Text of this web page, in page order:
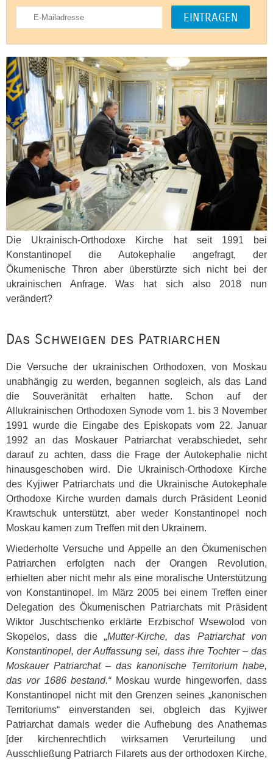
Die Ukrainisch-Orthodoxe Kirche hat seit 1991 bei
Konstantinopel die Autokephalie angefragt, der
Ökumenische Thron aber überstürzte sich nicht bei der
ukrainischen Anfrage. Was hat sich also 2018 nun
verändert?
Das Schweigen des Patriarchen
Die Versuche der ukrainischen Orthodoxen, von Moskau
unabhängig zu werden, begannen sogleich, als das Land
die Souveränität erhalten hatte. Schon auf der
Allukrainischen Orthodoxen Synode vom 1. bis 3 November
1991 wurde die Eingabe des Episkopats vom 22. Januar
1992 an das Moskauer Patriarchat verabschiedet, sehr
darauf zu achten, dass die Frage der Autokephalie nicht
hinausgeschoben wird. Die Ukrainisch-Orthodoxe Kirche
des Kyjiwer Patriarchats und die Ukrainische Autokephale
Orthodoxe Kirche wurden damals durch Präsident Leonid
Krawtschuk unterstützt, aber weder Konstantinopel noch
Moskau kamen zum Treffen mit den Ukrainern.
Wiederholte Versuche und Appelle an den Ökumenischen
Patriarchen erfolgten nach der Orangen Revolution,
erhielten aber nicht mehr als eine moralische Unterstützung
von Konstantinopel. Im März 2005 bei einem Treffen einer
Delegation des Ökumenischen Patriarchats mit Präsident
Wiktor Juschtschenko erklärte Erzbischof Wsewolod von
Skopelos, dass die „Mutter-Kirche, das Patriarchat von
Konstantinopel, der Auffassung sei, dass ihre Tochter – das
Moskauer Patriarchat – das kanonische Territorium habe,
das vor 1686 bestand.“Moskau wurde hingeworfen, dass
Konstantinopel nicht mit den Grenzen seines „kanonischen
Territoriums“ einverstanden sei, obgleich das Kyjiwer
Patriarchat damals weder die Aufhebung des Anathemas
[der kirchenrechtlich wirksamen Verurteilung und
Ausschließung Patriarch Filarets aus der orthodoxen Kirche,